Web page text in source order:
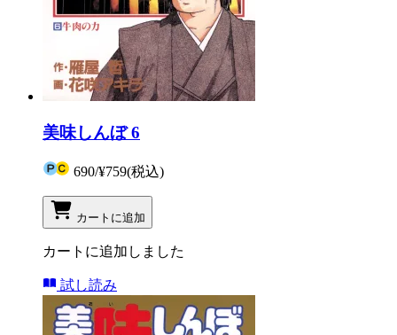
美味しんぼ 6
690/¥759(税込)
カートに追加
カートに追加しました
試し読み